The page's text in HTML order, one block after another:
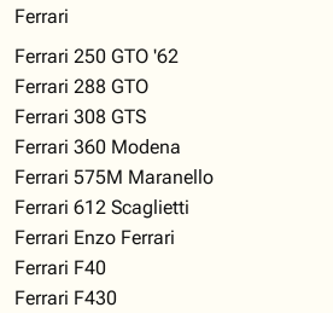
Ferrari
Ferrari 250 GTO '62
Ferrari 288 GTO
Ferrari 308 GTS
Ferrari 360 Modena
Ferrari 575M Maranello
Ferrari 612 Scaglietti
Ferrari Enzo Ferrari
Ferrari F40
Ferrari F430